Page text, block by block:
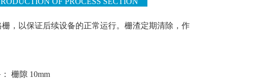
，以保证后续设备的正常运行。栅渣定期清除，作
栅隙 10mm